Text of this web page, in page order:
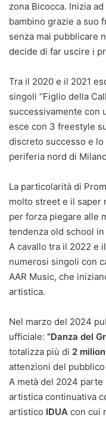
zona Bicocca. Inizia
bambino grazie a suo
senza mai pubblicare
decide di far uscire i
Tra il 2020 e il 2021
singoli “Figlio della
successivamente con
esce con 3 freestyle
discreto successo e
periferia nord di
La particolarità di
molto street e il saper
per forza piegare alle
tendenza old school
A cavallo tra il 2022 e
numerosi singoli con
AAR Music, che
artistica.
Nel marzo del 2024
ufficiale: “Danza del
totalizza più di 2
attenzioni del
A metà del 2024
artistica continuativa
artistico IDUA con cui